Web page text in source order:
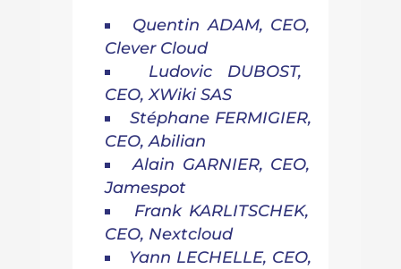
Quentin ADAM, CEO,
Clever Cloud
Ludovic DUBOST,
CEO, XWiki SAS
Stéphane FERMIGIER,
CEO, Abilian
Alain GARNIER, CEO,
Jamespot
Frank KARLITSCHEK,
CEO, Nextcloud
Yann LECHELLE, CEO,